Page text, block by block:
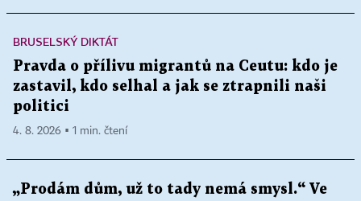
BRUSELSKÝ DIKTÁT
Pravda o přílivu migrantů na Ceutu: kdo je
zastavil, kdo selhal a jak se ztrapnili naši
politici
4. 8. 2026 ▪ 1 min. čtení
„Prodám dům, už to tady nemá smysl.“ Ve